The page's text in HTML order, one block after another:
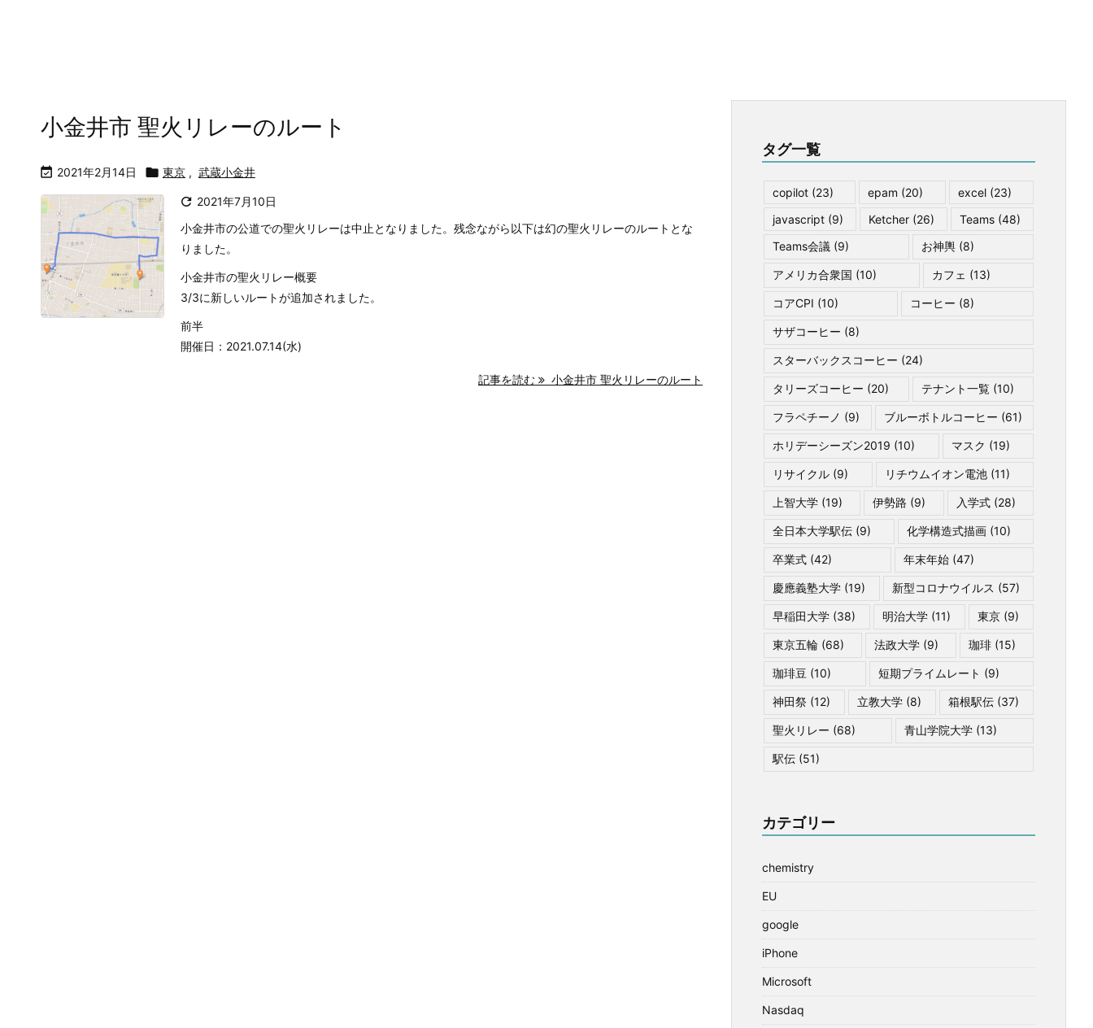
小金井市 聖火リレーのルート
 2021年2月14日  東京 , 武蔵小金井
 2021年7月10日
小金井市の公道での聖火リレーは中止となりました。残念ながら以下は幻の聖火リレーのルートとな
りました。
小金井市の聖火リレー概要
3/3に新しいルートが追加されました。
前半
開催日：2021.07.14(水)
記事を読む 小金井市 聖火リレーのルート
タグ一覧
copilot (23) epam (20) excel(23)
javascript (9) Ketcher (26) Teams (48)
Teams会議 (9) お神輿(8)
アメリカ合衆国 (10) カフェ (13)
コアCPI (10) コーヒー (8)
サザコーヒー (8)
スターバックスコーヒー (24)
タリーズコーヒー (20) テナント一覧(10)
フラペチーノ (9) ブルーボトルコーヒー (61)
ホリデーシーズン2019 (10) マスク (19)
リサイクル (9) リチウムイオン電池(11)
上智大学 (19) 伊勢路 (9) 入学式(28)
全日本大学駅伝 (9) 化学構造式描画(10)
卒業式 (42) 年末年始 (47)
慶應義塾大学 (19) 新型コロナウイルス (57)
早稲田大学 (38) 明治大学 (11) 東京 (9)
東京五輪 (68) 法政大学 (9) 珈琲 (15)
珈琲豆 (10) 短期プライムレート (9)
神田祭 (12) 立教大学 (8) 箱根駅伝 (37)
聖火リレー (68) 青山学院大学 (13)
駅伝 (51)
カテゴリー
chemistry
EU
google
iPhone
Microsoft
Nasdaq